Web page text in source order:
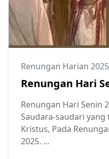
Renungan Harian 2025
Renungan Hari
Renungan Hari Senin
Saudara-saudari yang
Kristus, Pada
2025. ...